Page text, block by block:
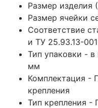
Размер
Размер ячейки
Соответствие
и ТУ 25.93.13-
Тип упаковки -
мм
Комплектация -
крепления
Тип крепления -